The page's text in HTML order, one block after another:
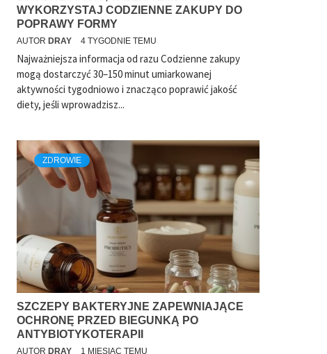
WYKORZYSTAJ CODZIENNE ZAKUPY DO
POPRAWY FORMY
AUTOR DRAY 4 TYGODNIE TEMU
Najważniejsza informacja od razu Codzienne zakupy
mogą dostarczyć 30–150 minut umiarkowanej
aktywności tygodniowo i znacząco poprawić jakość
diety, jeśli wprowadzisz...
ZDROWIE
SZCZEPY BAKTERYJNE ZAPEWNIAJĄCE
OCHRONĘ PRZED BIEGUNKĄ PO
ANTYBIOTYKOTERAPII
AUTOR DRAY 1 MIESIĄC TEMU